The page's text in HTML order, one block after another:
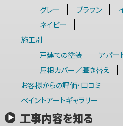
グレー
ブラウン
ネイビー
施工別
戸建ての塗装
アパー
屋根カバー／葺き替え
お客様からの評価・口コミ
ペイントアートギャラリー
工事内容を知る